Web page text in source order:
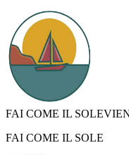
FAI COME IL SOLE
FAI COME IL SOLE